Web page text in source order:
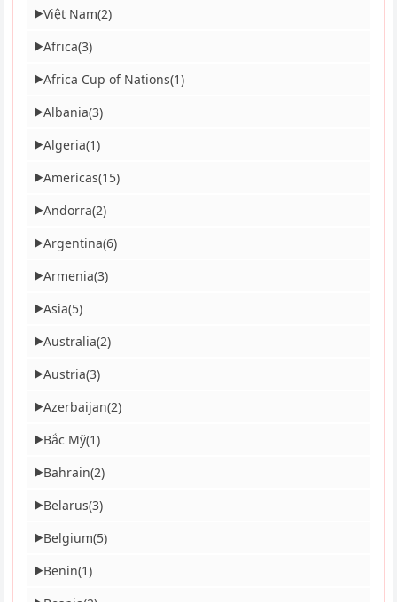
▶Việt Nam(2)
▶Africa(3)
▶Africa Cup of Nations(1)
▶Albania(3)
▶Algeria(1)
▶Americas(15)
▶Andorra(2)
▶Argentina(6)
▶Armenia(3)
▶Asia(5)
▶Australia(2)
▶Austria(3)
▶Azerbaijan(2)
▶Bắc Mỹ(1)
▶Bahrain(2)
▶Belarus(3)
▶Belgium(5)
▶Benin(1)